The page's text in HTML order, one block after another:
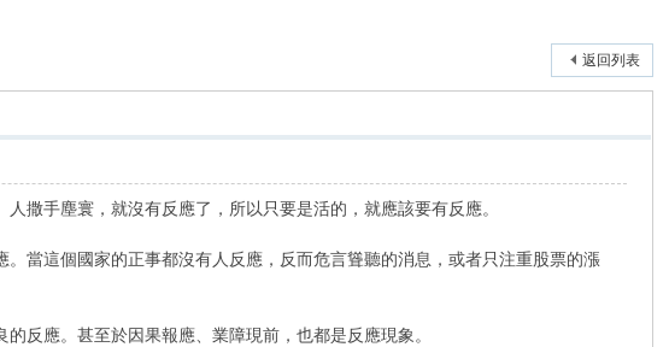
返回列表
手塵寰，就沒有反應了，所以只要是活的，就應該要有反應。
這個國家的正事都沒有人反應，反而危言聳聽的消息，或者只注重股票的漲
應。甚至於因果報應、業障現前，也都是反應現象。